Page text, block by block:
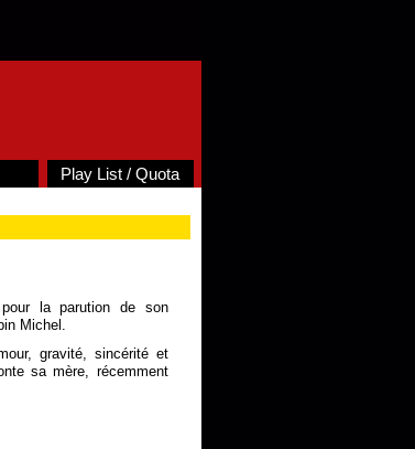
Play List / Quota
pour la parution de son
Michel.
gravité, sincérité et
sa mère, récemment